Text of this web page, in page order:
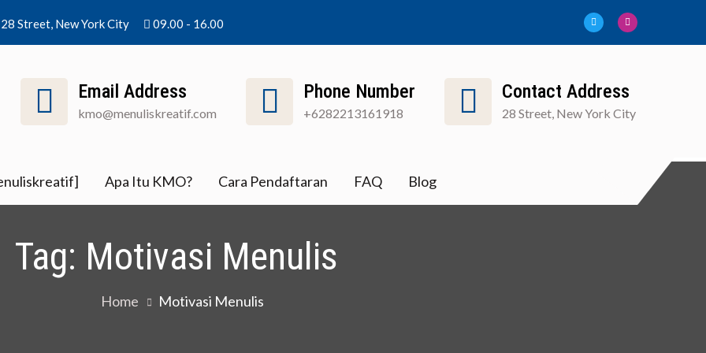
28 Street, New York City 09.00 - 16.00
Email Address
kmo@menuliskreatif.com
Phone Number
+6282213161918
Contact Address
28 Street, New York City
Apa Itu KMO? Cara Pendaftaran FAQ Blog
Tag: Motivasi Menulis
Home Motivasi Menulis